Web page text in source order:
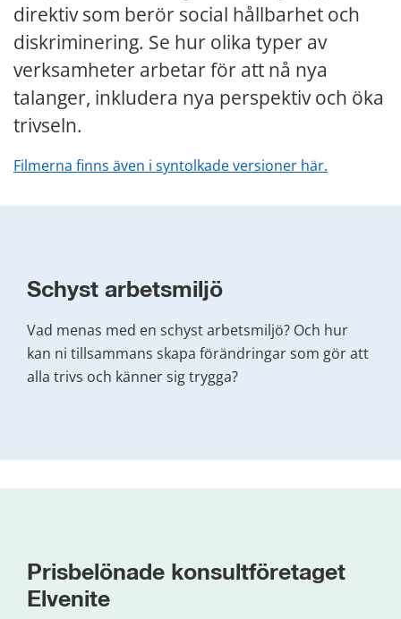
direktiv som berör social hållbarhet och
diskriminering. Se hur olika typer av
verksamheter arbetar för att nå nya
talanger, inkludera nya perspektiv och öka
trivseln.
Filmerna finns även i syntolkade versioner här.
Schyst arbetsmiljö
Vad menas med en schyst arbetsmiljö? Och hur
kan ni tillsammans skapa förändringar som gör att
alla trivs och känner sig trygga?
Prisbelönade konsultföretaget
Elvenite